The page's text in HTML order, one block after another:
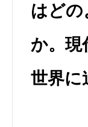
はど
か。現
世界に